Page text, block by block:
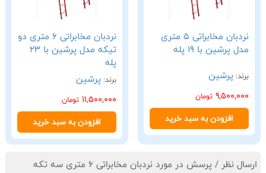
نردبان مخابراتی 5 متری
مدل پرشین با 19 پله
برند: پرشین
9,500,000 تومان
افزودن به سبد خرید
نردبان مخابراتی 6 متری دو
تیکه مدل پرشین با 23
پله
برند: پرشین
11,500,000 تومان
افزودن به سبد خرید
ارسال نظر / پرسش در مورد نردبان مخابراتی 6 متری سه تکه